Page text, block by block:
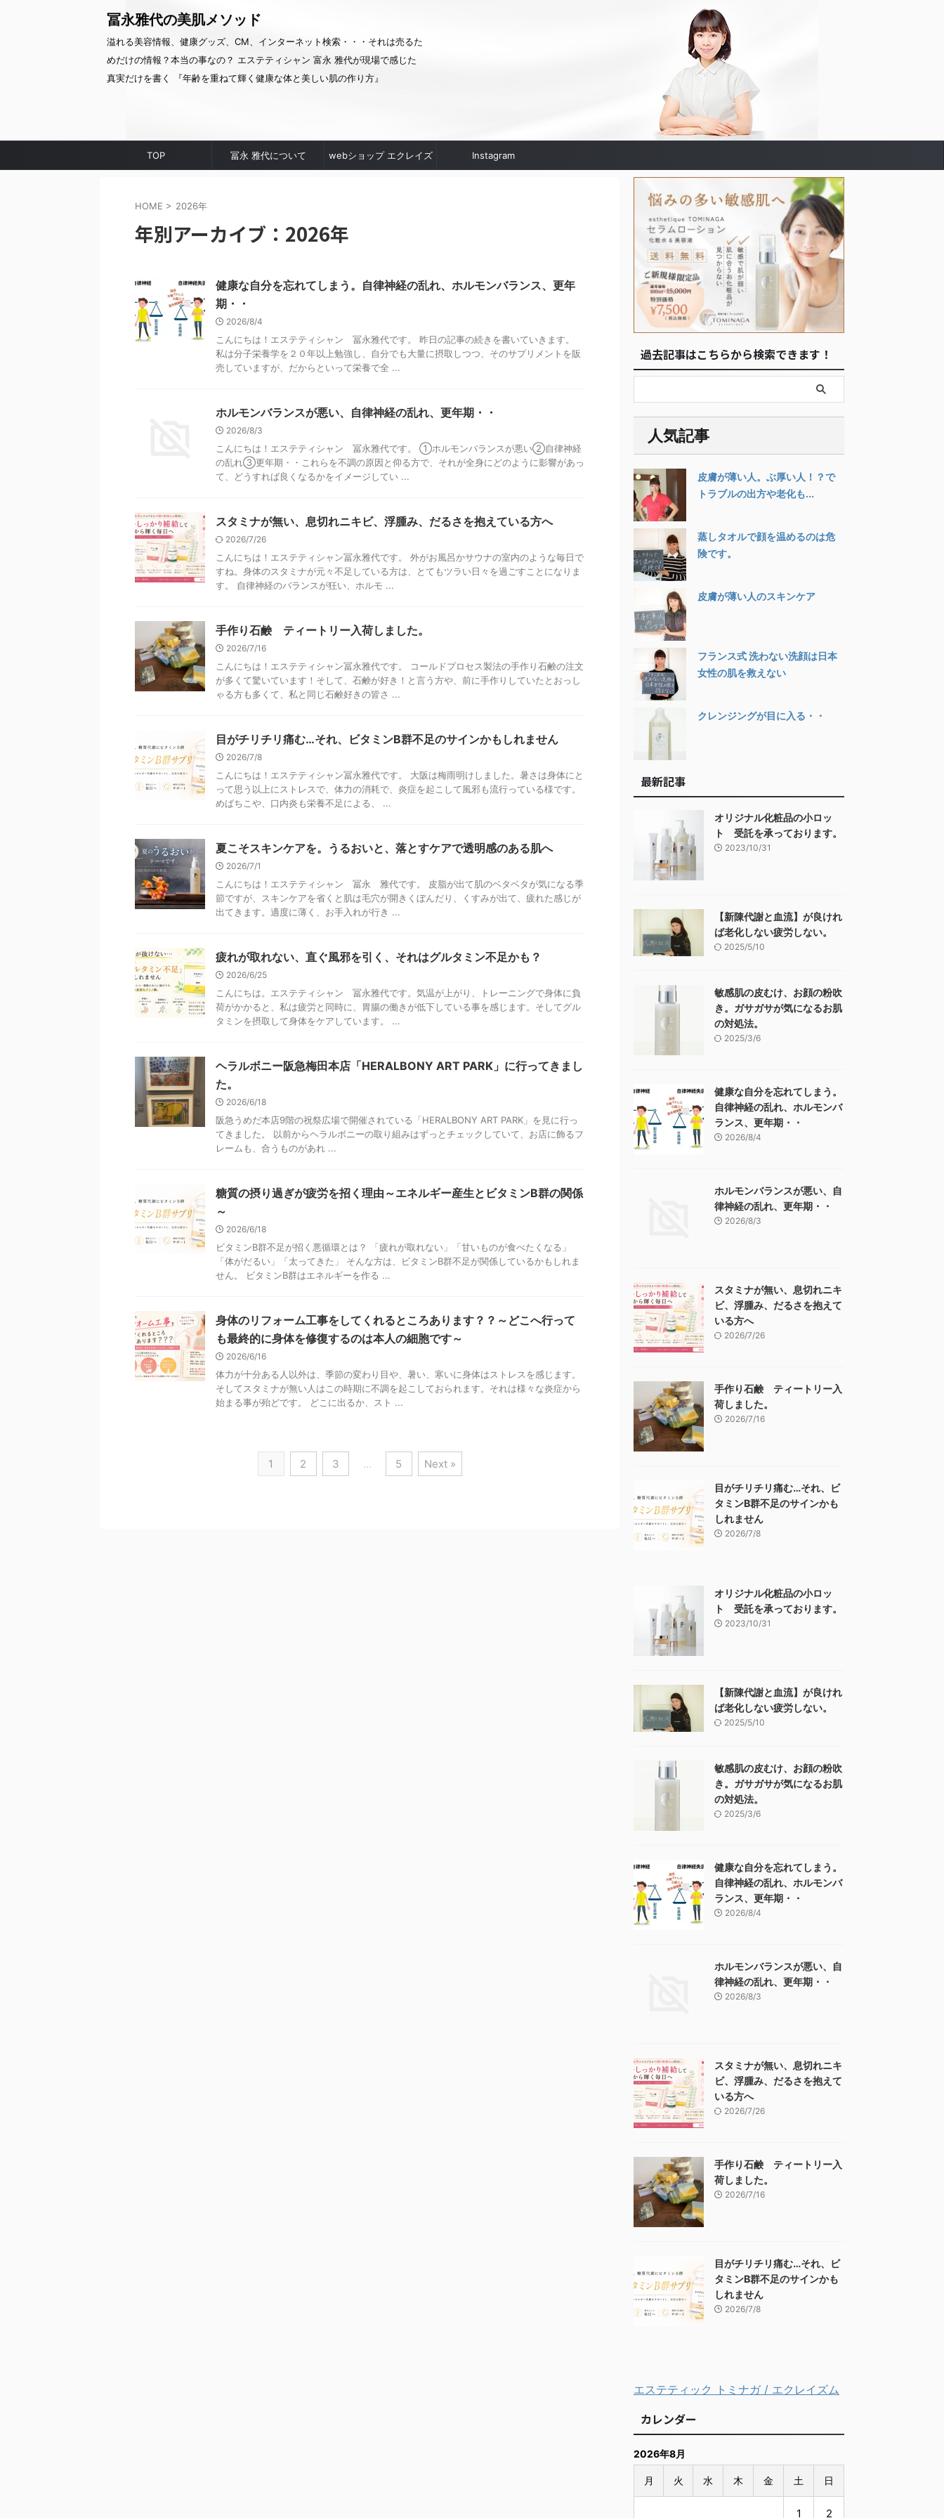
冨永雅代の美肌メソッド
溢れる美容情報、健康グッズ、CM、インターネット検索・・・それは売るた
めだけの情報？本当の事なの？ エステティシャン 富永 雅代が現場で感じた
真実だけを書く 『年齢を重ねて輝く健康な体と美しい肌の作り方』
TOP 冨永 雅代について webショップ エクレイズ Instagram
HOME > 2026年
年別アーカイブ：2026年
健康な自分を忘れてしまう。自律神経の乱れ、ホルモンバランス、更年
期・・
2026/8/4
こんにちは！エステティシャン 冨永雅代です。 昨日の記事の続きを書いていきます。
私は分子栄養学を２０年以上勉強し、自分でも大量に摂取しつつ、そのサプリメントを販
売していますが、だからといって栄養で全 ...
ホルモンバランスが悪い、自律神経の乱れ、更年期・・
2026/8/3
こんにちは！エステティシャン 冨永雅代です。 ①ホルモンバランスが悪い②自律神経
の乱れ③更年期・・これらを不調の原因と仰る方で、それが全身にどのように影響があっ
て、どうすれば良くなるかをイメージしてい ...
スタミナが無い、息切れニキビ、浮腫み、だるさを抱えている方へ
2026/7/26
こんにちは！エステティシャン冨永雅代です。 外がお風呂かサウナの室内のような毎日で
すね。身体のスタミナが元々不足している方は、とてもツラい日々を過ごすことになりま
す。 自律神経のバランスが狂い、ホルモ ...
手作り石鹸 ティートリー入荷しました。
2026/7/16
こんにちは！エステティシャン冨永雅代です。 コールドプロセス製法の手作り石鹸の注文
が多くて驚いています！そして、石鹸が好き！と言う方や、前に手作りしていたとおっし
ゃる方も多くて、私と同じ石鹸好きの皆さ ...
目がチリチリ痛む…それ、ビタミンB群不足のサインかもしれません
2026/7/8
こんにちは！エステティシャン冨永雅代です。 大阪は梅雨明けしました。暑さは身体にと
って思う以上にストレスで、体力の消耗で、炎症を起こして風邪も流行っている様です。
めばちこや、口内炎も栄養不足による、 ...
夏こそスキンケアを。うるおいと、落とすケアで透明感のある肌へ
2026/7/1
こんにちは！エステティシャン 冨永 雅代です。 皮脂が出て肌のベタベタが気になる季
節ですが、スキンケアを省くと肌は毛穴が開きくぼんだり、くすみが出て、疲れた感じが
出てきます。適度に薄く、お手入れが行き ...
疲れが取れない、直ぐ風邪を引く、それはグルタミン不足かも？
2026/6/25
こんにちは。エステティシャン 冨永雅代です。気温が上がり、トレーニングで身体に負
荷がかかると、私は疲労と同時に、胃腸の働きが低下している事を感じます。そしてグル
タミンを摂取して身体をケアしています。 ...
ヘラルボニー阪急梅田本店「HERALBONY ART PARK」に行ってきまし
た。
2026/6/18
阪急うめだ本店9階の祝祭広場で開催されている「HERALBONY ART PARK」を見に行っ
てきました。 以前からヘラルボニーの取り組みはずっとチェックしていて、お店に飾るフ
レームも、合うものがあれ ...
糖質の摂り過ぎが疲労を招く理由～エネルギー産生とビタミンB群の関係
～
2026/6/18
ビタミンB群不足が招く悪循環とは？ 「疲れが取れない」「甘いものが食べたくなる」
「体がだるい」「太ってきた」 そんな方は、ビタミンB群不足が関係しているかもしれま
せん。 ビタミンB群はエネルギーを作る ...
身体のリフォーム工事をしてくれるところあります？？～どこへ行って
も最終的に身体を修復するのは本人の細胞です～
2026/6/16
体力が十分ある人以外は、季節の変わり目や、暑い、寒いに身体はストレスを感じます。
そしてスタミナが無い人はこの時期に不調を起こしておられます。それは様々な炎症から
始まる事が殆どです。 どこに出るか、スト ...
1 2 3 … 5 Next »
過去記事はこちらから検索できます！
人気記事
皮膚が薄い人。ぶ厚い人！？で
トラブルの出方や老化も...
蒸しタオルで顔を温めるのは危
険です。
皮膚が薄い人のスキンケア
フランス式 洗わない洗顔は日本
女性の肌を救えない
クレンジングが目に入る・・
最新記事
オリジナル化粧品の小ロッ
ト 受託を承っております。
2023/10/31
【新陳代謝と血流】が良けれ
ば老化しない疲労しない。
2025/5/10
敏感肌の皮むけ、お顔の粉吹
き。ガサガサが気になるお肌
の対処法。
2025/3/6
健康な自分を忘れてしまう。
自律神経の乱れ、ホルモンバ
ランス、更年期・・
2026/8/4
ホルモンバランスが悪い、自
律神経の乱れ、更年期・・
2026/8/3
スタミナが無い、息切れニキ
ビ、浮腫み、だるさを抱えて
いる方へ
2026/7/26
手作り石鹸 ティートリー入
荷しました。
2026/7/16
目がチリチリ痛む…それ、ビ
タミンB群不足のサインかも
しれません
2026/7/8
オリジナル化粧品の小ロッ
ト 受託を承っております。
2023/10/31
【新陳代謝と血流】が良けれ
ば老化しない疲労しない。
2025/5/10
敏感肌の皮むけ、お顔の粉吹
き。ガサガサが気になるお肌
の対処法。
2025/3/6
健康な自分を忘れてしまう。
自律神経の乱れ、ホルモンバ
ランス、更年期・・
2026/8/4
ホルモンバランスが悪い、自
律神経の乱れ、更年期・・
2026/8/3
スタミナが無い、息切れニキ
ビ、浮腫み、だるさを抱えて
いる方へ
2026/7/26
手作り石鹸 ティートリー入
荷しました。
2026/7/16
目がチリチリ痛む…それ、ビ
タミンB群不足のサインかも
しれません
2026/7/8
エステティック トミナガ / エクレイズム
カレンダー
2026年8月
月 火 水 木 金 土 日
1 2